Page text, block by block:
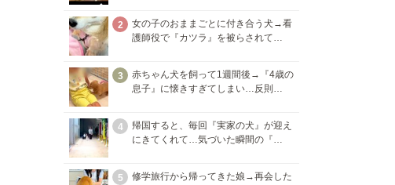
2
女の子のおままごとに付き合う犬→看
護師役で『カツラ』を被らされて…
3
赤ちゃん犬を飼って1週間後→『4歳の
息子』に懐きすぎてしまい…反則…
4
帰国すると、毎回『実家の犬』が迎え
にきてくれて…気づいた瞬間の『…
5
修学旅行から帰ってきた娘→再会した